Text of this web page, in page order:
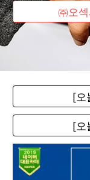
㈜오
[오
[오